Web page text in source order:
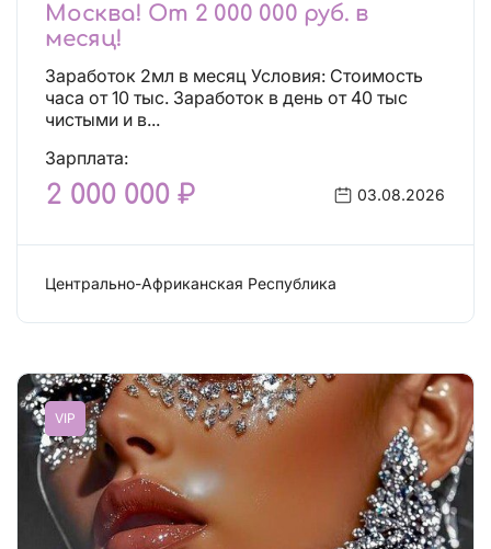
Москва! От 2 000 000 руб. в
месяц!
Заработок 2мл в месяц Условия: Стоимость
часа от 10 тыс. Заработок в день от 40 тыс
чистыми и в...
Зарплата:
2 000 000 ₽ 03.08.2026
Центрально-Африканская Республика
VIP